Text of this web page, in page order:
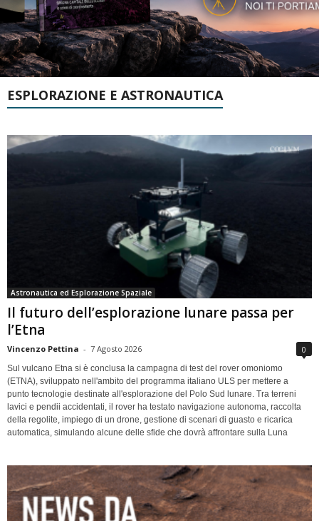
ESPLORAZIONE E ASTRONAUTICA
Astronautica ed Esplorazione Spaziale
Il futuro dell’esplorazione lunare passa per
l’Etna
Vincenzo Pettina - 7 Agosto 2026 0
Sul vulcano Etna si è conclusa la campagna di test del rover omoniomo
(ETNA), sviluppato nell'ambito del programma italiano ULS per mettere a
punto tecnologie destinate all'esplorazione del Polo Sud lunare. Tra terreni
lavici e pendii accidentati, il rover ha testato navigazione autonoma, raccolta
della regolite, impiego di un drone, gestione di scenari di guasto e ricarica
automatica, simulando alcune delle sfide che dovrà affrontare sulla Luna